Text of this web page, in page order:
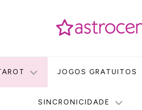
JOGOS GRATUITOS
SINCRONICIDADE